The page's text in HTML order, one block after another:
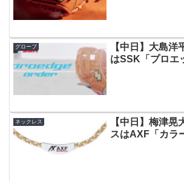
グローブ
【中日】大島洋
はSSK「プロエ
ネックレス
【中日】梅津晃
スはAXF「カラ